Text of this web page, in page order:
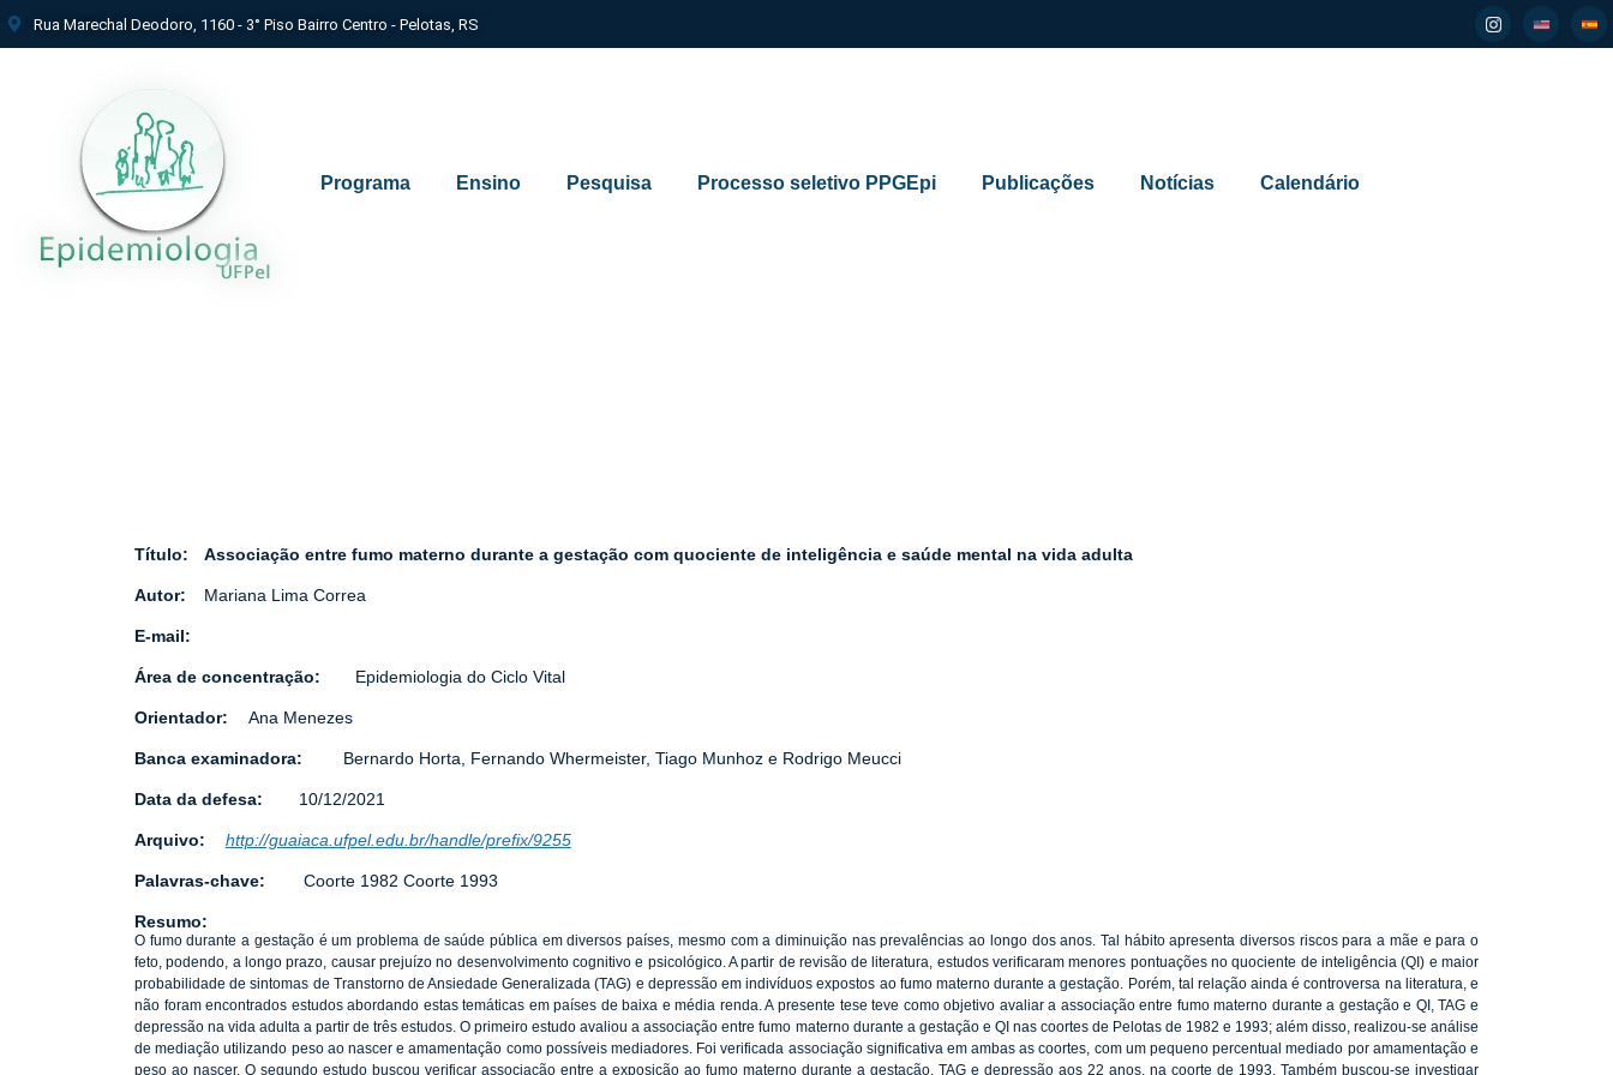
Rua Marechal Deodoro, 1160 - 3° Piso Bairro Centro - Pelotas, RS
Programa Ensino Pesquisa Processo seletivo PPGEpi Publicações Notícias Calendário
Título: Associação entre fumo materno durante a gestação com quociente de inteligência e saúde mental na vida adulta
Autor: Mariana Lima Correa
E-mail:
Área de concentração: Epidemiologia do Ciclo Vital
Orientador: Ana Menezes
Banca examinadora: Bernardo Horta, Fernando Whermeister, Tiago Munhoz e Rodrigo Meucci
Data da defesa: 10/12/2021
Arquivo: http://guaiaca.ufpel.edu.br/handle/prefix/9255
Palavras-chave: Coorte 1982 Coorte 1993
Resumo:
O fumo durante a gestação é um problema de saúde pública em diversos países, mesmo com a diminuição nas prevalências ao longo dos anos. Tal hábito apresenta diversos riscos para a mãe e para o
feto, podendo, a longo prazo, causar prejuízo no desenvolvimento cognitivo e psicológico. A partir de revisão de literatura, estudos verificaram menores pontuações no quociente de inteligência (QI) e maior
probabilidade de sintomas de Transtorno de Ansiedade Generalizada (TAG) e depressão em indivíduos expostos ao fumo materno durante a gestação. Porém, tal relação ainda é controversa na literatura, e
não foram encontrados estudos abordando estas temáticas em países de baixa e média renda. A presente tese teve como objetivo avaliar a associação entre fumo materno durante a gestação e QI, TAG e
depressão na vida adulta a partir de três estudos. O primeiro estudo avaliou a associação entre fumo materno durante a gestação e QI nas coortes de Pelotas de 1982 e 1993; além disso, realizou-se análise
de mediação utilizando peso ao nascer e amamentação como possíveis mediadores. Foi verificada associação significativa em ambas as coortes, com um pequeno percentual mediado por amamentação e
peso ao nascer. O segundo estudo buscou verificar associação entre a exposição ao fumo materno durante a gestação, TAG e depressão aos 22 anos, na coorte de 1993. Também buscou-se investigar